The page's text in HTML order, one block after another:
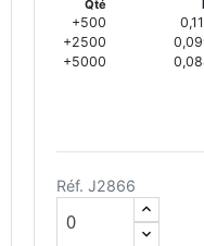
Qté
+500
+2500
+5000
Réf. J2866